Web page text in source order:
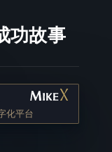
功故事
化平台